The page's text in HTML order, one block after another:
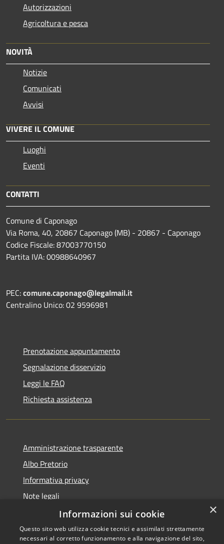
Autorizzazioni
Agricoltura e pesca
NOVITÀ
Notizie
Comunicati
Avvisi
VIVERE IL COMUNE
Luoghi
Eventi
CONTATTI
Comune di Caponago
Via Roma, 40, 20867 Caponago (MB) - 20867 - Caponago
Codice Fiscale: 87003770150
Partita IVA: 00988640967
PEC:comune.caponago@legalmail.it
Centralino Unico: 02 9596981
Prenotazione appuntamento
Segnalazione disservizio
Leggi le FAQ
Richiesta assistenza
Amministrazione trasparente
Albo Pretorio
Informativa privacy
Note legali
Dichiarazione di accessibilità
×
Informazioni sui cookie
Questo sito web utilizza cookie tecnici e assimilati strettamente
necessari al corretto funzionamento e alla navigazione del sito,